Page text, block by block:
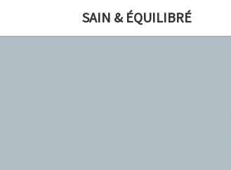
SAIN & ÉQUILIBRÉ